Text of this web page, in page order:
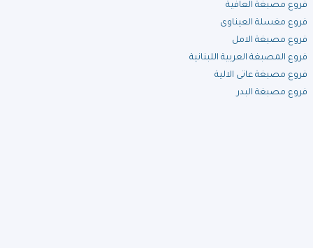
فروع مصبغة العافية
فروع مغسلة العيناوى
فروع مصبغة الامل
فروع المصبغة العربية اللبنانية
فروع مصبغة عاتى الالية
فروع مصبغة البدر